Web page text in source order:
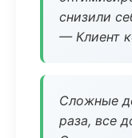
снизили
— Клиент
Сложные
раза, все